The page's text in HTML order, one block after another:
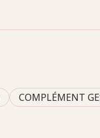
COMPLÉMENT